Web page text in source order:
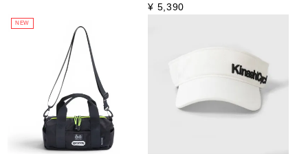
¥ 5,390
NEW